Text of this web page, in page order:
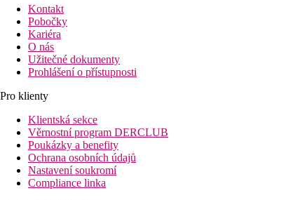
Kontakt
Pobočky
Kariéra
O nás
Užitečné dokumenty
Prohlášení o přístupnosti
Pro klienty
Klientská sekce
Věrnostní program DERCLUB
Poukázky a benefity
Ochrana osobních údajů
Nastavení soukromí
Compliance linka